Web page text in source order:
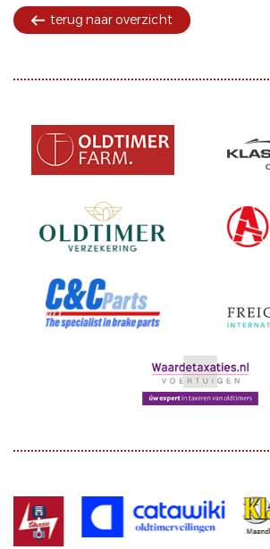
terug naar overzicht